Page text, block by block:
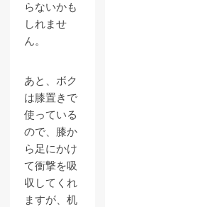
らないかも
しれませ
ん。
あと、ボク
は膝置きで
使っている
ので、膝か
ら足にかけ
て衝撃を吸
収してくれ
ますが、机